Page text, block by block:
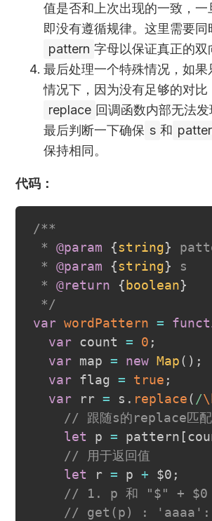
值是否和上次出现的一致，一
即没有遵循规律。这里需要同
pattern 字母以保证真正的双
最后处理一个特殊情况，如果
情况下，因为没有足够的对比
replace 回调函数内部无法
最后判断一下确保 s 和
保持相同。
代码：
/**
* @param {string}
* @param {string}
s
* @return { boolean}
*/
var wordPattern =
var count = 0 ;
var map = new Map( ) ;
var flag = true ;
var rr = s . replace( /
// 跟随s的replace匹配
let p = pattern [
// 用于返回值
let r = p + $0 ;
// 1. p 和 "$" + $0
// get(p) :